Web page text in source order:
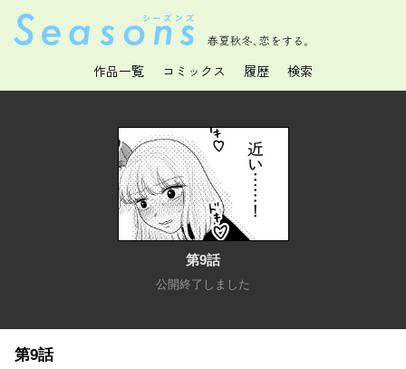
春夏秋冬、恋をする。
作品一覧 コミックス 履歴 検索
第9話
公開終了しました
第9話